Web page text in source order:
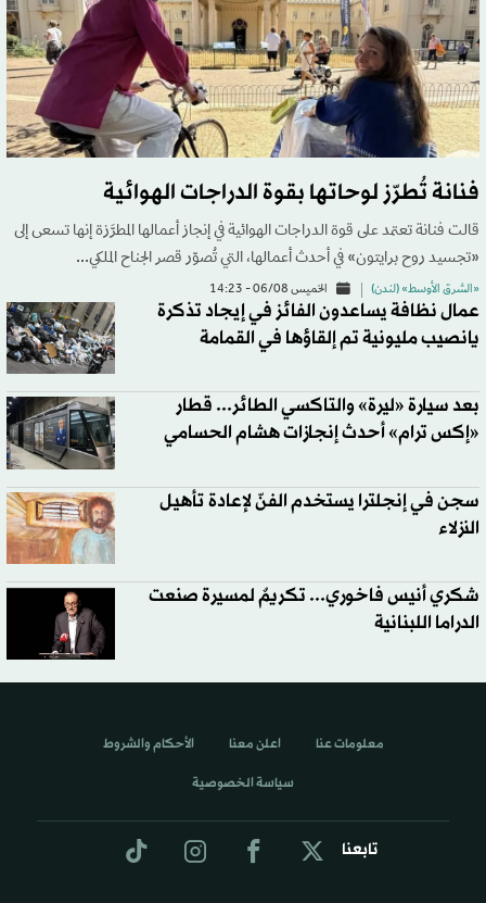
فنانة تُطرّز لوحاتها بقوة الدراجات الهوائية
قالت فنانة تعتمد على قوة الدراجات الهوائية في إنجاز أعمالها المطرَّزة إنها تسعى إلى
«تجسيد روح برايتون» في أحدث أعمالها، التي تُصوّر قصر الجناح الملكي...
«الشرق الأوسط» (لندن) الخميس 06/08 - 14:23
عمال نظافة يساعدون الفائز في إيجاد تذكرة
يانصيب مليونية تم إلقاؤها في القمامة
بعد سيارة «ليرة» والتاكسي الطائر... قطار
«إكس ترام» أحدث إنجازات هشام الحسامي
سجن في إنجلترا يستخدم الفنّ لإعادة تأهيل
النزلاء
شكري أنيس فاخوري... تكريمٌ لمسيرة صنعت
الدراما اللبنانية
تابعنا
معلومات عنا اعلن معنا الأحكام والشروط
سياسة الخصوصية